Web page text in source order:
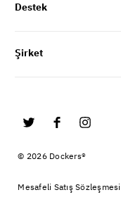
Destek
Şirket
© 2026 Dockers®
Mesafeli Satış Sözleşmesi